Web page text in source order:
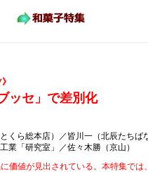
ッセ」で差別化
くら総本店）／皆川一（北辰たちば
業「研究室」／佐々木勝（京山）
価値が見出されている。本特集では